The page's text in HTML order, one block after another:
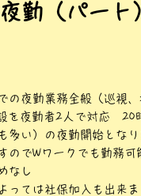
夜勤（パート
の夜勤業務全般（巡視、
を夜勤者2人で対応 20
多い）の夜勤開始とな
のでWワークでも勤務可
なし
っては社保加入も出来ま